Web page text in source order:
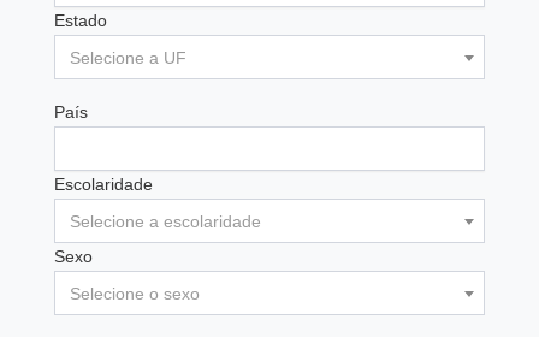
Estado
Selecione a UF
País
Escolaridade
Selecione a escolaridade
Sexo
Selecione o sexo